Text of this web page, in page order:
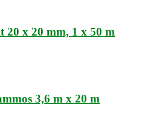
20 x 20 mm, 1 x 50 m
3,6 m x 20 m